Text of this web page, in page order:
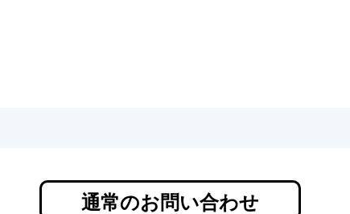
通常のお問い合わせ